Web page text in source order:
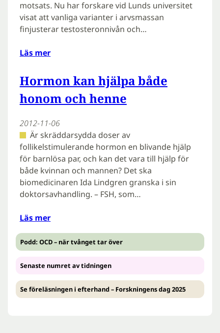
motsats. Nu har forskare vid Lunds universitet
visat att vanliga varianter i arvsmassan
finjusterar testosteronnivån och…
Läs mer
Hormon kan hjälpa både
honom och henne
2012-11-06
Är skräddarsydda doser av
follikelstimulerande hormon en blivande hjälp
för barnlösa par, och kan det vara till hjälp för
både kvinnan och mannen? Det ska
biomedicinaren Ida Lindgren granska i sin
doktorsavhandling. – FSH, som…
Läs mer
Podd: OCD – när tvånget tar över
Senaste numret av tidningen
Se föreläsningen i efterhand – Forskningens dag 2025